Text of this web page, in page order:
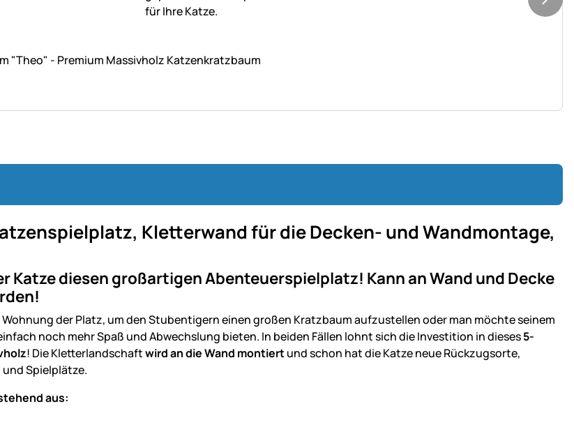
Bewertungen)
"Theo" - Premium Massivholz Katzenkratzbaum
Kletterwand für die Decken- und Wandmontage,
Katze diesen großartigen Abenteuerspielplatz! Kann an Wand und Decke
der Platz, um den Stubentigern einen großen Kratzbaum aufzustellen oder man möchte seinem
noch mehr Spaß und Abwechslung bieten. In beiden Fällen lohnt sich die Investition in dieses5-
! Die Kletterlandschaftwird an die Wand montiertund schon hat die Katze neue Rückzugsorte,
Spielplätze.
aus: